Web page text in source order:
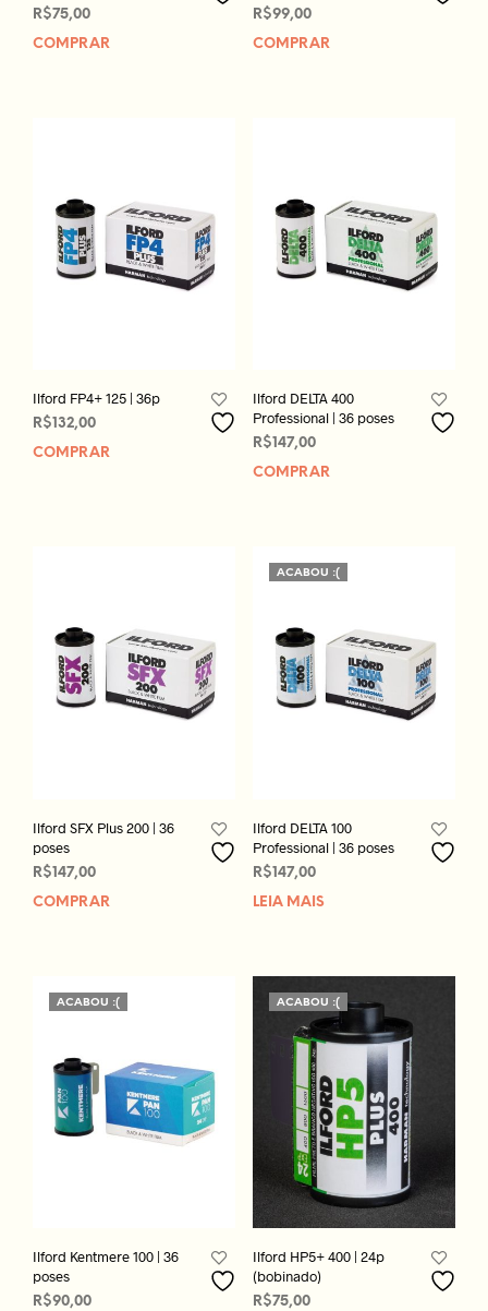
R$75,00
COMPRAR
R$99,00
COMPRAR
Ilford FP4+ 125 | 36p
R$ 132,00
COMPRAR
Ilford DELTA 400
Professional | 36 poses
R$ 147,00
COMPRAR
Ilford SFX Plus 200 | 36
poses
R$147,00
COMPRAR
ACABOU :(
Ilford DELTA 100
Professional | 36 poses
R$147,00
LEIA MAIS
ACABOU :(
Ilford Kentmere 100 | 36
poses
R$90,00
ACABOU :(
Ilford HP5+ 400 | 24p
(bobinado)
R$75,00